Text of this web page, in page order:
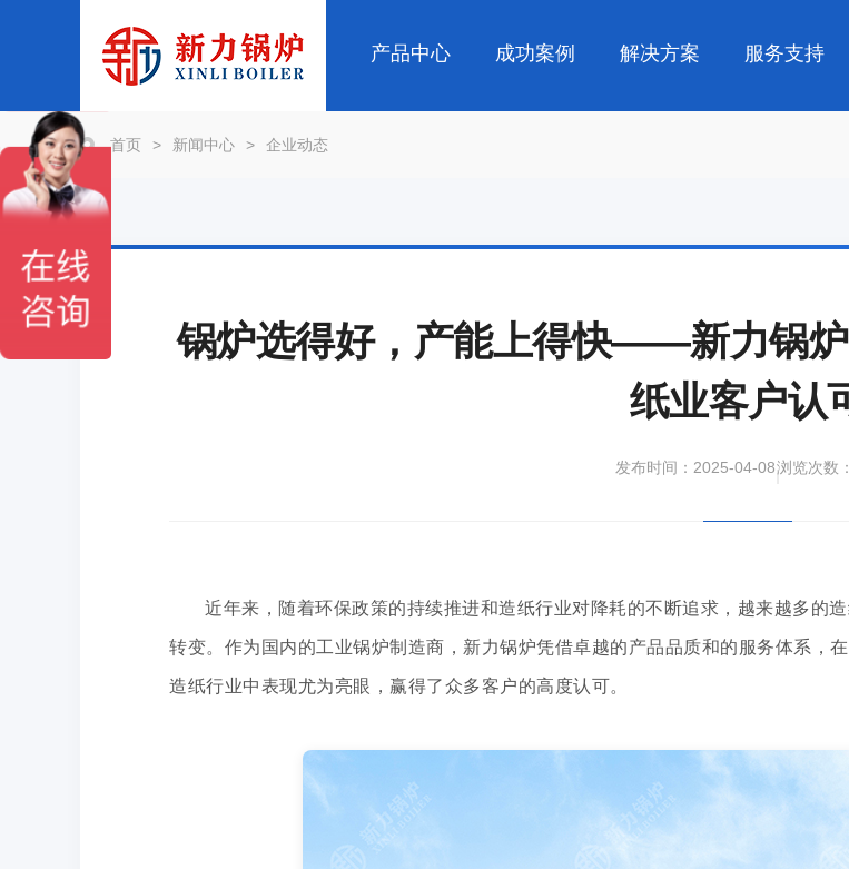
产品中心 成功案例 解决方案 服务支持
首页 > 新闻中心 > 企业动态
锅炉选得好，产能上得快——新力锅
纸业客户认
发布时间：2025-04-08|浏览次数
近年来，随着环保政策的持续推进和造纸行业对降耗的不断追求，越来越多的
转变。作为国内的工业锅炉制造商，新力锅炉凭借卓越的产品品质和的服务体系，
造纸行业中表现尤为亮眼，赢得了众多客户的高度认可。